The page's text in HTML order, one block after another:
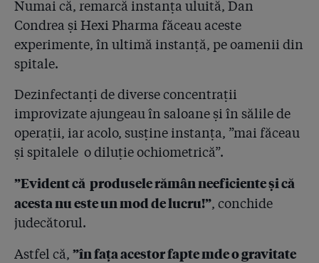
Numai că, remarcă instanța uluită, Dan
Condrea și Hexi Pharma făceau aceste
experimente, în ultimă instanță, pe oamenii din
spitale.
Dezinfectanți de diverse concentrații
improvizate ajungeau în saloane și în sălile de
operații, iar acolo, susține instanța, ”mai făceau
și spitalele o diluție ochiometrică”.
”Evident că produsele rămân neeficiente și că
acesta nu este un mod de lucru!”, conchide
judecătorul.
Astfel că, ”în fața acestor fapte mde o gravitate